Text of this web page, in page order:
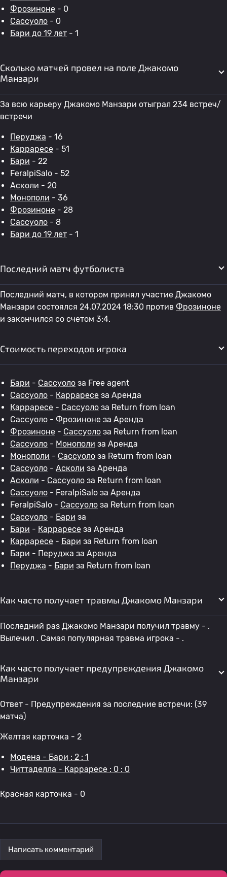
Фрозиноне - 0
Сассуоло - 0
Бари до 19 лет - 1
Сколько матчей провел на поле Джакомо
Манзари
За всю карьеру Джакомо Манзари отыграл 234 встреч/
встречи
Перуджа - 16
Карраресе - 51
Бари - 22
FeralpiSalo - 52
Асколи - 20
Монополи - 36
Фрозиноне - 28
Сассуоло - 8
Бари до 19 лет - 1
Последний матч футболиста
Последний матч, в котором принял участие Джакомо
Манзари состоялся 24.07.2024 18:30 против Фрозиноне
и закончился со счетом 3:4.
Стоимость переходов игрока
Бари - Сассуоло за Free agent
Сассуоло - Карраресе за Аренда
Карраресе - Сассуоло за Return from loan
Сассуоло - Фрозиноне за Аренда
Фрозиноне - Сассуоло за Return from loan
Сассуоло - Монополи за Аренда
Монополи - Сассуоло за Return from loan
Сассуоло - Асколи за Аренда
Асколи - Сассуоло за Return from loan
Сассуоло - FeralpiSalo за Аренда
FeralpiSalo - Сассуоло за Return from loan
Сассуоло - Бари за
Бари - Карраресе за Аренда
Карраресе - Бари за Return from loan
Бари - Перуджа за Аренда
Перуджа - Бари за Return from loan
Как часто получает травмы Джакомо Манзари
Последний раз Джакомо Манзари получил травму - .
Вылечил . Самая популярная травма игрока - .
Как часто получает предупреждения Джакомо
Манзари
Ответ - Предупреждения за последние встречи: (39
матча)
Желтая карточка - 2
Модена - Бари : 2 : 1
Читтаделла - Карраресе : 0 : 0
Красная карточка - 0
Написать комментарий